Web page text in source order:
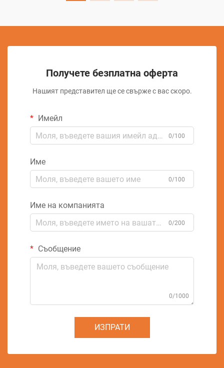
Получете безплатна оферта
Нашият представител ще се свърже с вас скоро.
Имейл
0/100
Име
0/100
Име на компанията
0/200
Съобщение
0/1000
ИЗПРАТИ